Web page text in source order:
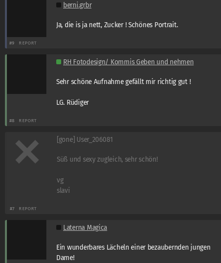
berni.grbr
Ja, die is ja nett, Zucker ! Schönes Portrait.
#9 REPORT
RH Fotodesign/ Kommis Geben und nehmen
Sehr schöne Aufnahme gefällt mir richtig gut !
LG. Rüdiger
#8 REPORT
[gone] User_206081
Süß und sexy zugleich, sehr schön!
vg
slavi
#7 REPORT
Laterna Magica
Ein wunderbares Lächeln einer bezaubernden jungen
Dame!